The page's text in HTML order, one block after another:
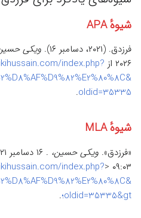
شیوهٔ APA
فرزدق‌. (۲۰۲۱، دسامبر ۱۶). ویکی
۲۰۲۶ از
index.php?
oldid=35335
.
شیوهٔ MLA
«فرزدق‌». ویکی حسین،
index.php?
oldid=35335&gt؛ .